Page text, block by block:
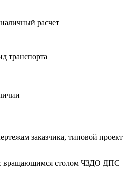
расчет
транспорта
заказчика, типовой проект
c вращающимся столом ЧЗДО ДПС